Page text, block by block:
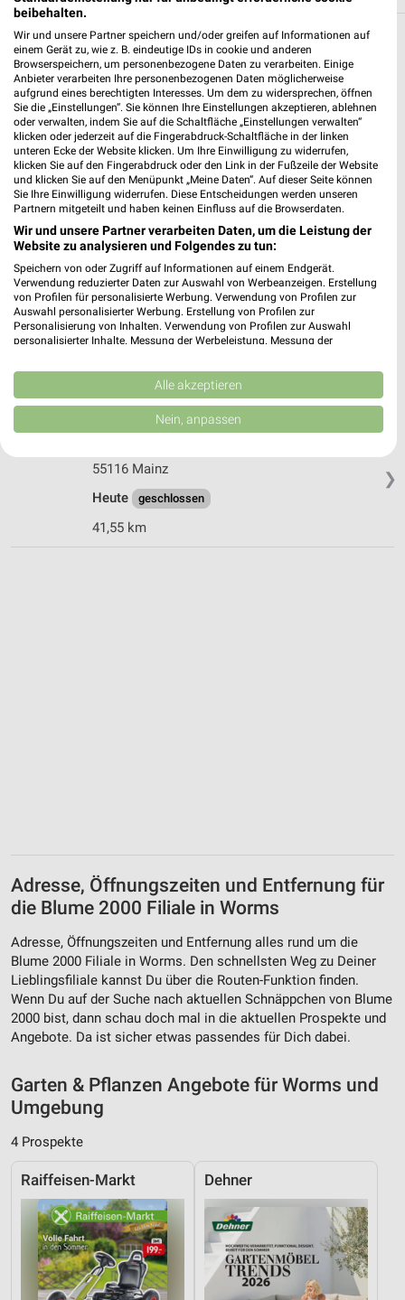
Filialen in der Umgebung
3 Filialen
Blume 2000 Frankenthal
Rathausplatz 13
67227 Frankenthal
Heute geschlossen
10,69 km
Blume 2000 Ludwigshafen
Rathausplatz 18 - 20
67059 Ludwigshafen
Heute geschlossen
17,29 km
❯
Blume 2000 Mainz
55116 Mainz
Heute
geschlossen
41,55 km
Adresse, Öffnungszeiten und Entfernung für
die Blume 2000 Filiale in Worms
Adresse, Öffnungszeiten und Entfernung alles rund um die
Blume 2000 Filiale in Worms. Den schnellsten Weg zu Deiner
Lieblingsfiliale kannst Du über die Routen-Funktion finden.
Wenn Du auf der Suche nach aktuellen Schnäppchen von Blume
2000 bist, dann schau doch mal in die aktuellen Prospekte und
Angebote. Da ist sicher etwas passendes für Dich dabei.
Garten & Pflanzen Angebote für Worms und
Umgebung
4 Prospekte
Raiffeisen-Markt Dehner
beibehalten.
Wir und unsere Partner speichern und/oder greifen auf Informationen auf
einem Gerät zu, wie z. B. eindeutige IDs in cookie und anderen
Browserspeichern, um personenbezogene Daten zu verarbeiten. Einige
Anbieter verarbeiten Ihre personenbezogenen Daten möglicherweise
aufgrund eines berechtigten Interesses. Um dem zu widersprechen, öffnen
Sie die „Einstellungen“. Sie können Ihre Einstellungen akzeptieren, ablehnen
oder verwalten, indem Sie auf die Schaltfläche „Einstellungen verwalten“
klicken oder jederzeit auf die Fingerabdruck-Schaltfläche in der linken
unteren Ecke der Website klicken. Um Ihre Einwilligung zu widerrufen,
klicken Sie auf den Fingerabdruck oder den Link in der Fußzeile der Website
und klicken Sie auf den Menüpunkt „Meine Daten“. Auf dieser Seite können
Sie Ihre Einwilligung widerrufen. Diese Entscheidungen werden unseren
Partnern mitgeteilt und haben keinen Einfluss auf die Browserdaten.
Wir und unsere Partner verarbeiten Daten, um die Leistung der
Website zu analysieren und Folgendes zu tun:
Speichern von oder Zugriff auf Informationen auf einem Endgerät.
Verwendung reduzierter Daten zur Auswahl von Werbeanzeigen. Erstellung
von Profilen für personalisierte Werbung. Verwendung von Profilen zur
Auswahl personalisierter Werbung. Erstellung von Profilen zur
Personalisierung von Inhalten. Verwendung von Profilen zur Auswahl
personalisierter Inhalte. Messung der Werbeleistung. Messung der
Kombinationen von Daten aus verschiedenen Quellen. Entwicklung und
Verbesserung der Angebote. Verwendung reduzierter Daten zur Auswahl
von Inhalten.
Daten können außerhalb der Europäischen Union weitergegeben und in die
Website/App.
Wir nutzen Ihre Daten für folgende Zwecke:
IAB-Verarbeitungszwecke:
Messung der Werbeleistung
Messung der Performance von Inhalten
Analyse von Zielgruppen durch Statistiken oder
Kombinationen von Daten aus verschiedenen
Quellen
Entwicklung und Verbesserung der Angebote
IAB-Besonderheiten:
Informationen identifizieren
Nicht-IAB-Verarbeitungszwecke:
Notwendig
Performance
Alle akzeptieren
Nein, anpassen